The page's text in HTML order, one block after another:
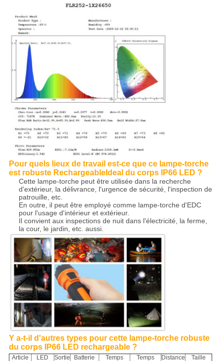
Pour quels lieux de travail est-ce que ce lampe-torche
est robuste RechargeableIdeal du corps IP66 LED ?
Cette lampe-torche peut être utilisée dans la recherche
d'extérieur, la délivrance, l'urgence de sécurité, l'inspection de
patrouille, etc.
En outre, il peut être employé comme lampe-torche d'EDC
pour l'usage d'intérieur et extérieur.
Il convient aux inspections de nuit dans l'électricité, la ferme,
la cour, le jardin, etc. aussi.
Y a-t-il d'autres types pour cette lampe-torche robuste
du corps IP66 LED rechargeable ?
Article LED Sortie Batterie
Temps
Temps
Distance
Taille